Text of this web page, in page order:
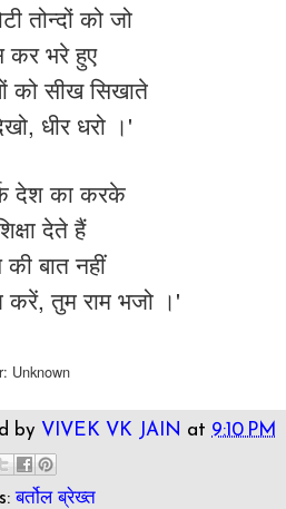
तोन्दों को जो
कर भरे हुए
को सीख सिखाते
धीर धरो ।'
देश का करके
देते हैं
बात नहीं
करें, तुम राम भजो ।'
Unknown
by VIVEK VK JAIN at 9:10 PM
बर्तोल ब्रेख्त